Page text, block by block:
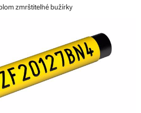
zmrštiteľné bužírky